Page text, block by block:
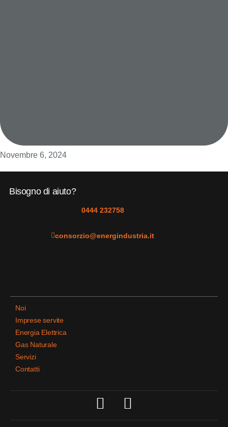
Novembre 6, 2024
Bisogno di aiuto?
0444 232758
consorzio@energindustria.it
Noi
Imprese servite
Energia Elettrica
Gas Naturale
Servizi
Contatti